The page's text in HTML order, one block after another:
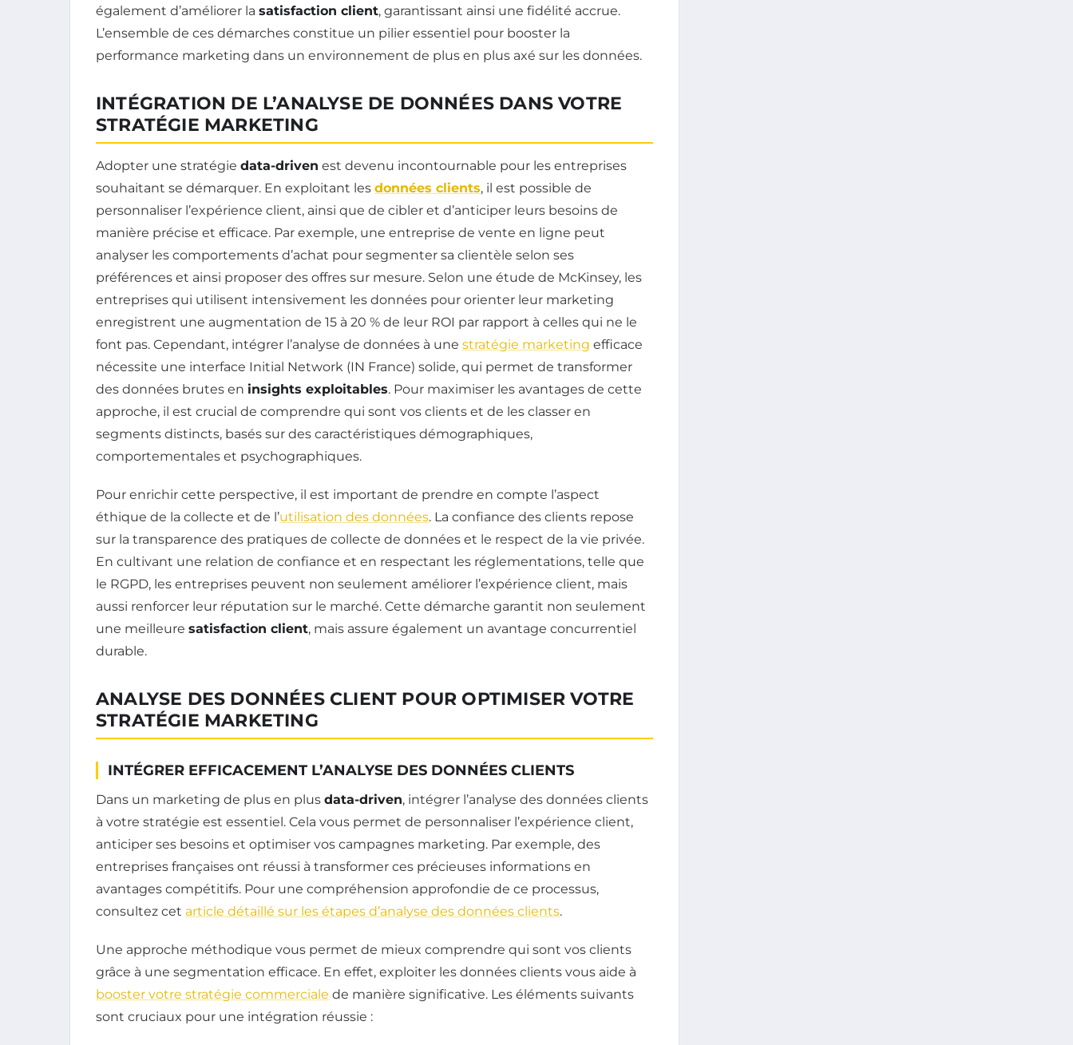
également d’améliorer la satisfaction client, garantissant ainsi une fidélité accrue.
L’ensemble de ces démarches constitue un pilier essentiel pour booster la
performance marketing dans un environnement de plus en plus axé sur les données.
INTÉGRATION DE L’ANALYSE DE DONNÉES DANS VOTRE
STRATÉGIE MARKETING
Adopter une stratégie data-driven est devenu incontournable pour les entreprises
souhaitant se démarquer. En exploitant les données clients, il est possible de
personnaliser l’expérience client, ainsi que de cibler et d’anticiper leurs besoins de
manière précise et efficace. Par exemple, une entreprise de vente en ligne peut
analyser les comportements d’achat pour segmenter sa clientèle selon ses
préférences et ainsi proposer des offres sur mesure. Selon une étude de McKinsey, les
entreprises qui utilisent intensivement les données pour orienter leur marketing
enregistrent une augmentation de 15 à 20 % de leur ROI par rapport à celles qui ne le
font pas. Cependant, intégrer l’analyse de données à une stratégie marketing efficace
nécessite une interface Initial Network (IN France) solide, qui permet de transformer
des données brutes en insights exploitables. Pour maximiser les avantages de cette
approche, il est crucial de comprendre qui sont vos clients et de les classer en
segments distincts, basés sur des caractéristiques démographiques,
comportementales et psychographiques.
Pour enrichir cette perspective, il est important de prendre en compte l’aspect
éthique de la collecte et de l’utilisation des données. La confiance des clients repose
sur la transparence des pratiques de collecte de données et le respect de la vie privée.
En cultivant une relation de confiance et en respectant les réglementations, telle que
le RGPD, les entreprises peuvent non seulement améliorer l’expérience client, mais
aussi renforcer leur réputation sur le marché. Cette démarche garantit non seulement
une meilleure satisfaction client, mais assure également un avantage concurrentiel
durable.
ANALYSE DES DONNÉES CLIENT POUR OPTIMISER VOTRE
STRATÉGIE MARKETING
INTÉGRER EFFICACEMENT L’ANALYSE DES DONNÉES CLIENTS
Dans un marketing de plus en plus data-driven, intégrer l’analyse des données clients
à votre stratégie est essentiel. Cela vous permet de personnaliser l’expérience client,
anticiper ses besoins et optimiser vos campagnes marketing. Par exemple, des
entreprises françaises ont réussi à transformer ces précieuses informations en
avantages compétitifs. Pour une compréhension approfondie de ce processus,
consultez cet article détaillé sur les étapes d’analyse des données clients.
Une approche méthodique vous permet de mieux comprendre qui sont vos clients
grâce à une segmentation efficace. En effet, exploiter les données clients vous aide à
booster votre stratégie commerciale de manière significative. Les éléments suivants
sont cruciaux pour une intégration réussie :